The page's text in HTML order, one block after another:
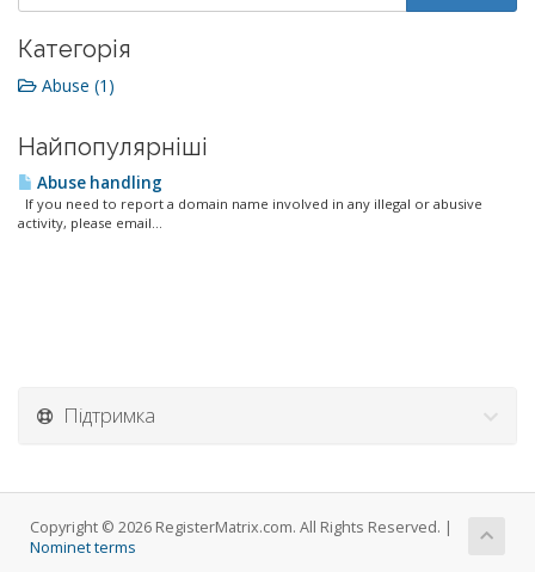
Категорія
Abuse (1)
Найпопулярніші
Abuse handling
If you need to report a domain name involved in any illegal or abusive
activity, please email...
Підтримка
Copyright © 2026 RegisterMatrix.com. All Rights Reserved. |
Nominet terms